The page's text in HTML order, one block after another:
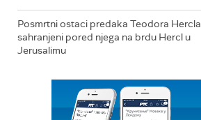
Posmrtni ostaci predaka Teodora Hercla
sahranjeni pored njega na brdu Hercl u
Jerusalimu